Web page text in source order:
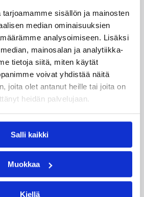
sisällön ja mainosten
median ominaisuuksien
analysoimiseen. Lisäksi
mainosalan ja analytiikka-
tietoja siitä, miten käytät
voivat yhdistää näitä
joita olet antanut heille tai joita on
heidän palvelujaan.
Salli kaikki
Muokkaa
Kiellä
21:44
puolustus rautaa
–
voitto
pelatussa maaottelussa.